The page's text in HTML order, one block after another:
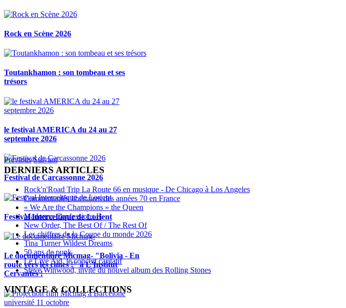
Rock en Scène 2026
Toutankhamon : son tombeau et ses
trésors
le festival AMERICA du 24 au 27
septembre 2026
Festival de Carcassonne 2026
Festival Interceltique de Lorient
Le documentaire Micmag- "Bolivia - En
route vers les cimes !" à L'Institut
Cervantès !
Previous Suivant
DERNIERS ARTICLES
Rock'n'Road Trip La Route 66 en musique - De Chicago à Los Angeles
Communautés libertaires des années 70 en France
« We Are the Champions » the Queen
Madonna Confessions II
New Order, The Best Of / The Rest Of
Les chiffres de la Coupe du monde 2026
Tina Turner Wildest Dreams
50 ans de punk
Le Live Aid, le concert caritatif
Steve Winwood, invité du nouvel album des Rolling Stones
VINTAGE & COLLECTIONS